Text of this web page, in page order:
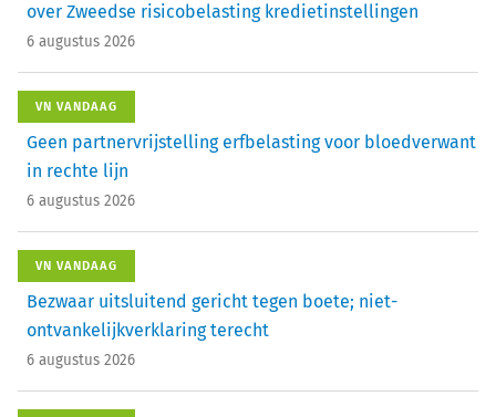
over Zweedse risicobelasting kredietinstellingen
6 augustus 2026
VN VANDAAG
Geen partnervrijstelling erfbelasting voor bloedverwant
in rechte lijn
6 augustus 2026
VN VANDAAG
Bezwaar uitsluitend gericht tegen boete; niet-
ontvankelijkverklaring terecht
6 augustus 2026